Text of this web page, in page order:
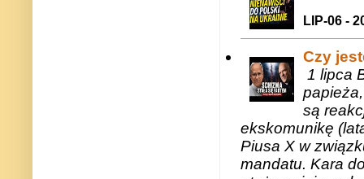
LIP-06 -
Czy
1 lipca
są
ekskomunikę
Piusa X w
mandatu. Kara